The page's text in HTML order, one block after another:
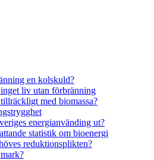
en kolskuld?
liv utan förbränning
med biomassa?
energianvänding ut?
statistik om bioenergi
reduktionsplikten?